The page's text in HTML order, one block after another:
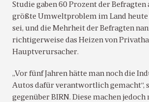
Studie gaben 60 Prozent der Befragten
größte Umweltproblem im Land
sei, und die Mehrheit der Befragten
richtigerweise das Heizen von
Hauptverursacher.
„Vor fünf Jahren hätte man noch die
Autos dafür verantwortlich gemacht“,
gegenüber BIRN. Diese machen jedoch